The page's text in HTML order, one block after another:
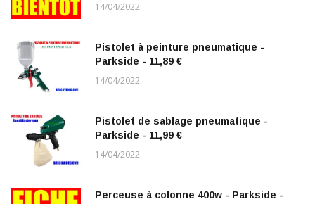
14/04/2022
Pistolet à peinture pneumatique -
Parkside - 11,89 €
14/04/2022
Pistolet de sablage pneumatique -
Parkside - 11,99 €
14/04/2022
Perceuse à colonne 400w - Parkside -